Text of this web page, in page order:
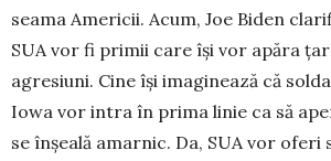
seama Americii. Acum, Joe Biden
SUA vor fi primii care își vor apăra
agresiuni. Cine își imaginează că
Iowa vor intra în pri­ma linie ca să
se înșeală amar­nic. Da, SUA vor